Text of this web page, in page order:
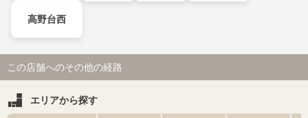
高野台西
この店舗へのその他の経路
エリアから探す